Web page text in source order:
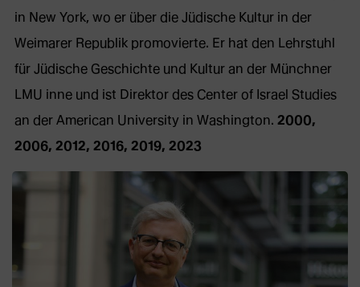
in New York, wo er über die Jüdische Kultur in der
Weimarer Republik promovierte. Er hat den Lehrstuhl
für Jüdische Geschichte und Kultur an der Münchner
LMU inne und ist Direktor des Center of Israel Studies
an der American University in Washington. 2000,
2006, 2012, 2016, 2019, 2023